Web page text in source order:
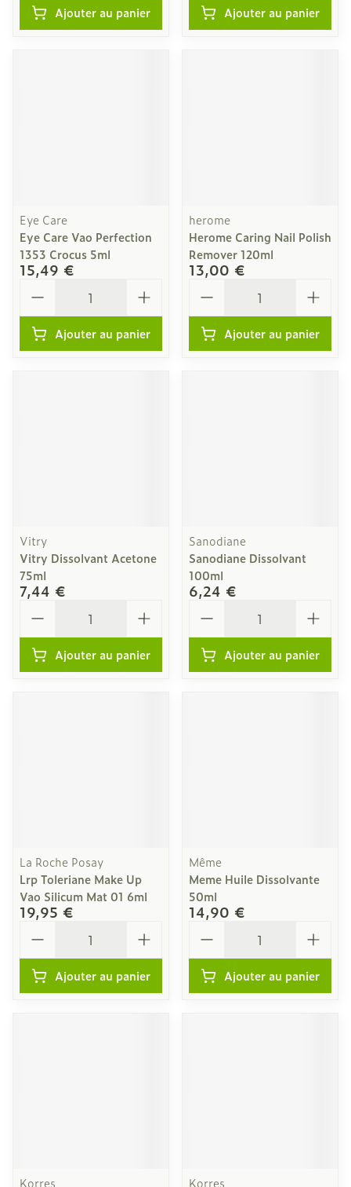
Ajouter au panier Ajouter au panier
Eye Care
Eye Care Vao Perfection
1353 Crocus 5ml
15,49 €
Ajouter au panier
herome
Herome Caring Nail Polish
Remover 120ml
13,00 €
Ajouter au panier
Vitry
Vitry Dissolvant Acetone
75ml
7,44 €
Ajouter au panier
Sanodiane
Sanodiane Dissolvant
100ml
6,24 €
Ajouter au panier
La Roche Posay
Lrp Toleriane Make Up
Vao Silicum Mat 01 6ml
19,95 €
Ajouter au panier
Même
Meme Huile Dissolvante
50ml
14,90 €
Ajouter au panier
Korres Korres